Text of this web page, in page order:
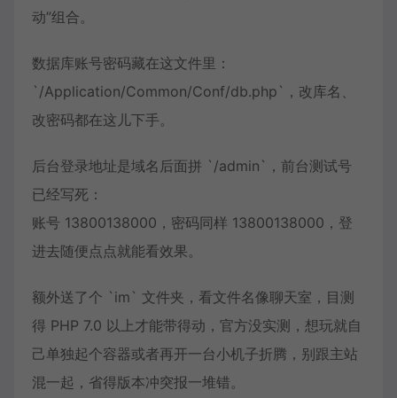
动”组合。
数据库账号密码藏在这文件里：
`/Application/Common/Conf/db.php`，改库名、
改密码都在这儿下手。
后台登录地址是域名后面拼 `/admin`，前台测试号
已经写死：
账号 13800138000，密码同样 13800138000，登
进去随便点点就能看效果。
额外送了个 `im` 文件夹，看文件名像聊天室，目测
得 PHP 7.0 以上才能带得动，官方没实测，想玩就自
己单独起个容器或者再开一台小机子折腾，别跟主站
混一起，省得版本冲突报一堆错。